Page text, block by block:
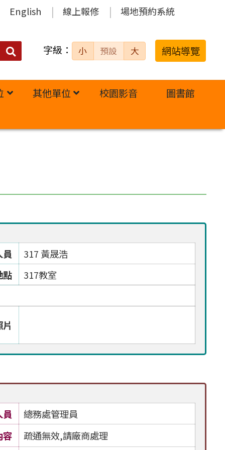
English 線上報修 場地預約系統
搜
字級： 小 預設 大 網站導覽
其他單位 校園影音 圖書館
員
317 黃晟浩
點
317教室
總務處管理員
容
疏通無效,請廠商處理